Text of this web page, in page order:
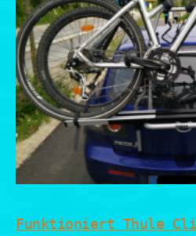
Funktioniert Thule